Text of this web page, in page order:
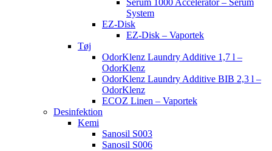
Serum 1000 Accelerator – Serum
System
EZ-Disk
EZ-Disk – Vaportek
Tøj
OdorKlenz Laundry Additive 1,7 l –
OdorKlenz
OdorKlenz Laundry Additive BIB 2,3 l –
OdorKlenz
ECOZ Linen – Vaportek
Desinfektion
Kemi
Sanosil S003
Sanosil S006